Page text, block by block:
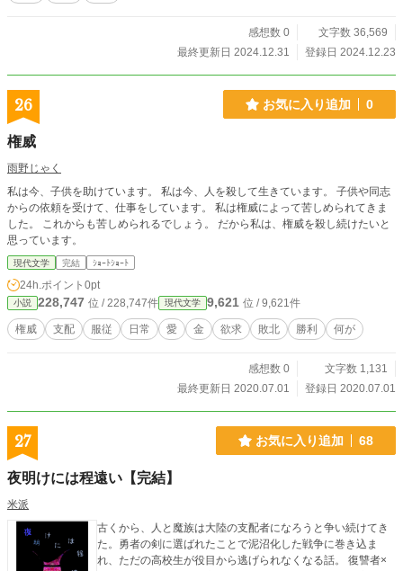
感想数 0
文字数 36,569
最終更新日 2024.12.31
登録日 2024.12.23
26 お気に入り追加 0
権威
雨野じゃく
私は今、子供を助けています。 私は今、人を殺して生きています。 子供や同志
からの依頼を受けて、仕事をしています。 私は権威によって苦しめられてきま
した。 これからも苦しめられるでしょう。 だから私は、権威を殺し続けたいと
思っています。
現代文学 完結 ｼｮｰﾄｼｮｰﾄ
24h.ポイント 0pt
小説 228,747 位 / 228,747件 現代文学 9,621 位 / 9,621件
権威 支配 服従 日常 愛 金 欲求 敗北 勝利 何が
感想数 0
文字数 1,131
最終更新日 2020.07.01
登録日 2020.07.01
27 お気に入り追加 68
夜明けには程遠い【完結】
米派
古くから、人と魔族は大陸の支配者になろうと争い続けてき
た。勇者の剣に選ばれたことで泥沼化した戦争に巻き込ま
れ、ただの高校生が役目から逃げられなくなる話。 復讐者×